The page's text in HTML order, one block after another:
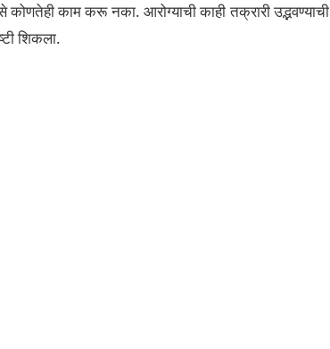
काम करू नका. आरोग्याची काही तक्रारी उद्भवण्याची
शिकला.